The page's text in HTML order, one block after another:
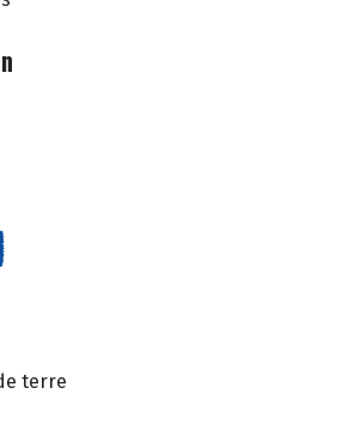
terre